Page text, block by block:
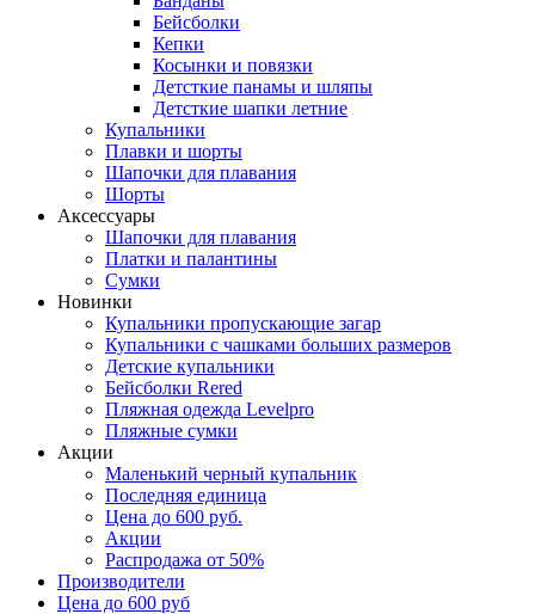
Бейсболки
Кепки
Косынки и повязки
Детсткие панамы и шляпы
Детсткие шапки летние
Купальники
Плавки и шорты
Шапочки для плавания
Шорты
Аксессуары
Шапочки для плавания
Платки и палантины
Сумки
Новинки
Купальники пропускающие загар
Купальники с чашками больших размеров
Детские купальники
Бейсболки Rered
Пляжная одежда Levelpro
Пляжные сумки
Акции
Маленький черный купальник
Последняя единица
Цена до 600 руб.
Акции
Распродажа от 50%
Производители
Цена до 600 руб